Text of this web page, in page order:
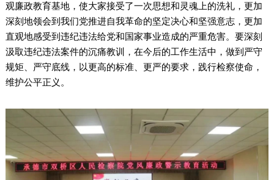
观廉政教育基地，使大家接受了一次思想和灵魂上的洗礼，更加
深刻地领会到我们党推进自我革命的坚定决心和坚强意志，更加
直观地感受到违纪违法给党和国家事业造成的严重危害。要深刻
汲取违纪违法案件的沉痛教训，在今后的工作生活中，做到严守
规矩、严守底线，以更高的标准、更严的要求，践行检察使命，
维护公平正义。